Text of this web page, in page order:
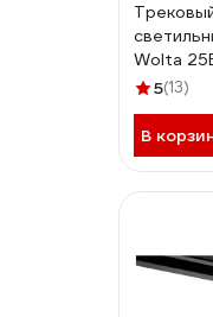
Wolta
WTL-
5(13)
В